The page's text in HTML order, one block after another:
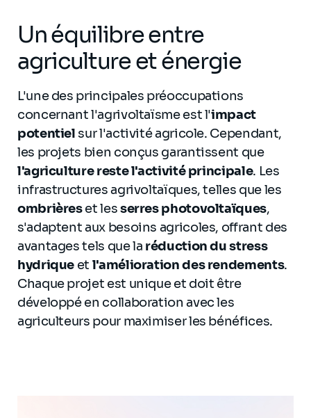
Un équilibre entre
agriculture et énergie
L'une des principales préoccupations
concernant l'agrivoltaïsme est l'impact
potentielsur l'activité agricole. Cependant,
les projets bien conçus garantissent que
l'agriculture reste l'activité principale. Les
infrastructures agrivoltaïques, telles que les
ombrièreset lesserres photovoltaïques,
s'adaptent aux besoins agricoles, offrant des
avantages tels que la réduction du stress
hydrique et l'amélioration des rendements.
Chaque projet est unique et doit être
développé en collaboration avec les
agriculteurs pour maximiser les bénéfices.